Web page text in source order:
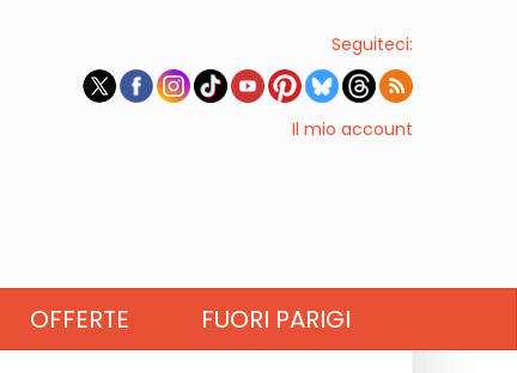
Seguiteci:
Il mio account
OFFERTE FUORI PARIGI